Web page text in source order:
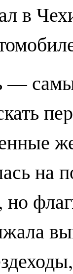
в
—
на
но